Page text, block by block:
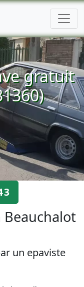
gratuit
Beauchalot
un epaviste